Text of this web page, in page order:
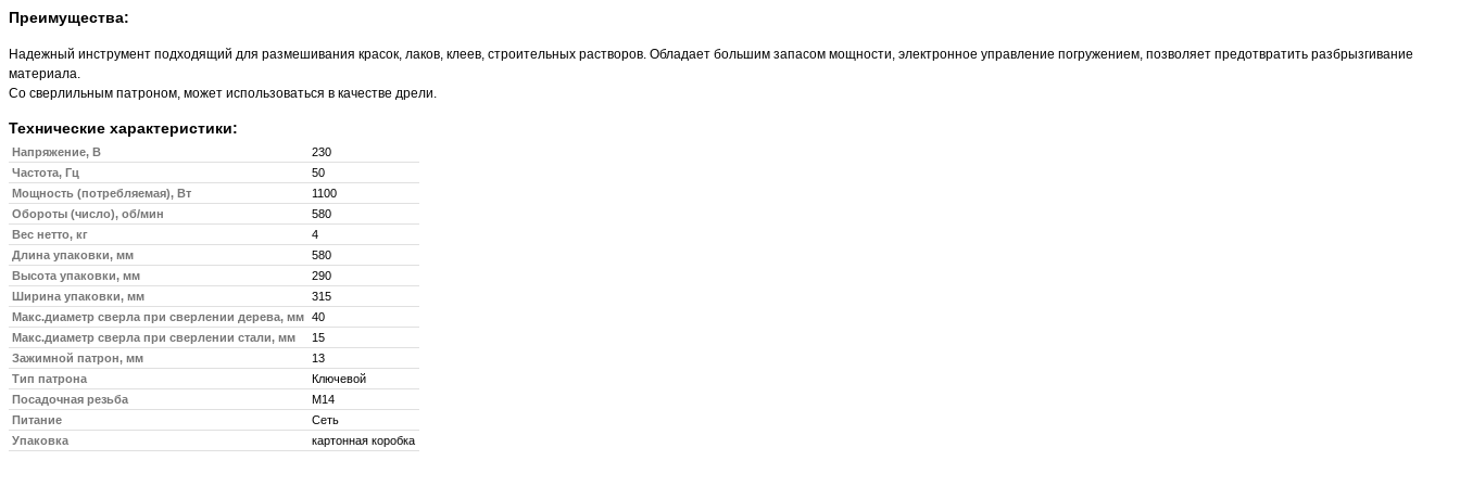
Преимущества:
Надежный инструмент подходящий для размешивания красок, лаков, клеев, строительных растворов. Обладает большим запасом мощности, электронное управление погружением, позволяет предотвратить разбрызгивание
материала.
Со сверлильным патроном, может использоваться в качестве дрели.
Технические характеристики:
Напряжение, В
230
Частота, Гц
50
Мощность (потребляемая), Вт
1100
Обороты (число), об/мин
580
Вес нетто, кг
4
Длина упаковки, мм
580
Высота упаковки, мм
290
Ширина упаковки, мм
315
Макс.диаметр сверла при сверлении дерева, мм
40
Макс.диаметр сверла при сверлении стали, мм
15
Зажимной патрон, мм
13
Тип патрона
Ключевой
Посадочная резьба
М14
Питание
Сеть
Упаковка
картонная коробка